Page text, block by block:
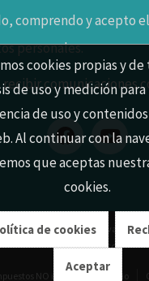
comprendo y acepto
personales.
comunicaciones
Aviso legal| Política de privacidad|
Software DELSOL
NO incluidos Inicio
cookies propias y
de uso y medición
de uso y
Al continuar con la
que aceptas
cookies.
de cookies
Aceptar